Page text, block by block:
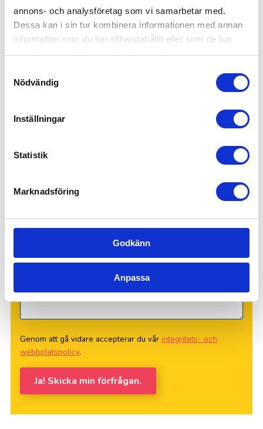
annons- och analysföretag som vi samarbetar med.
Dessa kan i sin tur kombinera informationen med annan
information som du har tillhandahållit eller som de har
samlat in när du har använt deras tjänster.
Nödvändig
Inställningar
Statistik
Marknadsföring
Godkänn
Anpassa
Försäljning, mötesbokning & handel
Offentlig sektor – Hemtjänst, fönsterputs &
Kontakta oss idag för mer information!
Genom att gå vidare accepterar du vår integritets- och
webbplatspolicy.
Ja! Skicka min förfrågan.